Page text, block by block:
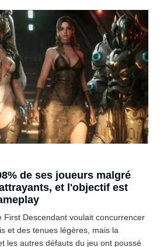
de ses joueurs malgré
et l'objectif est
First Descendant voulait concurrencer
et des tenues légères, mais la
les autres défauts du jeu ont poussé